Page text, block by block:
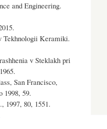
and Engineering.
Tekhnologii Keramiki.
v Steklakh pri
San Francisco,
59.
1997, 80, 1551.